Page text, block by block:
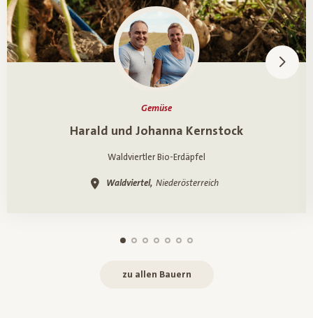
Gemüse
Ein Porträt über
Harald und Johanna Kernstock
Waldviertler Bio-Erdäpfel
Waldviertel, Niederösterreich
zu allen Bauern